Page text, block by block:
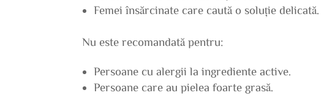
Femei însărcinate care caută o soluție delicată.
Nu este recomandată pentru:
Persoane cu alergii la ingrediente active.
Persoane care au pielea foarte grasă.